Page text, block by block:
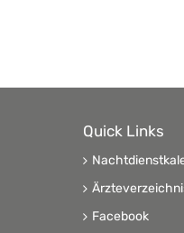
Quick Links
Facebook